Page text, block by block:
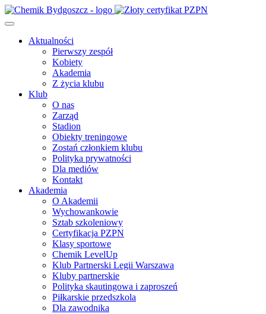
Aktualności
Pierwszy zespół
Kobiety
Akademia
Z życia klubu
Klub
O nas
Zarząd
Stadion
Obiekty treningowe
Zostań członkiem klubu
Polityka prywatności
Dla mediów
Kontakt
Akademia
O Akademii
Wychowankowie
Sztab szkoleniowy
Certyfikacja PZPN
Klasy sportowe
Chemik LevelUp
Klub Partnerski Legii Warszawa
Kluby partnerskie
Polityka skautingowa i zaproszeń
Piłkarskie przedszkola
Dla zawodnika